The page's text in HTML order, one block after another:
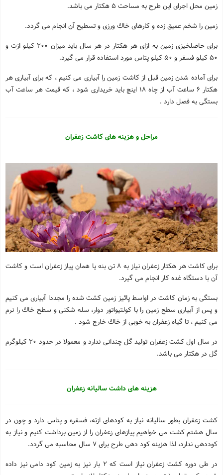
زمین محل اجرای این طرح به مساحت 5 هکتار می باشد.
زمین را شخم عمیق زده و کارهای خاك ورزی و تسطیح آن انجام می گردد.
برای حاصلخیزی زمین به ازای هر هکتار در هر سال باید میزان 200 کیلو ازت و
50 کیلو فسفر و 50 کیلو پتاس مورد استفاده قرار می گیرد.
برای آماده شدن زمین قبل از کاشت زمین را آبیاری می کنیم ، که برای آبیاری هر
هکتار 6 ساعت آب از چاه 18 اینچ باید خریداری شود ، که قیمت هر ساعت آب
بستگی به فصل دارد .
مراحل و هزینه های کاشت زعفران
برای کاشت هر هکتار زعفران نیاز به 8 تن بنه یا همان پیاز زعفران است و کاشت
آن با دستگاه غده کار انجام می گیرد.
بستگی به زمان کاشت در اواسط پائیز زمین کشت شده را مجددا آبیاری می کنیم
و پس از آبیاری سطح زمین را با کولتیواتور دوار، سله شکنی و سطح خاك را نرم
می کنیم ، تا گیاه زعفران به خوبی از خاك خارج شود .
در سال اول کشت زعفران تولید گل چندانی ندارد و معمولا در حدود 20 کیلوگرم
گل در هکتار می باشد.
هزینه های داشت سالیانه زعفران
کشت زعفران بطور سالیانه نیاز به کودهای ازته، فسفره و پتاس دارد و چون در
سال هشتم کشت می خواهیم پیازهای زعفران را از زمین برداشت کنیم و نیاز به
کوددهی ندارد، لذا هزینه کود دهی طرح برای 7 سال محاسبه می گردد.
در طی دوره کشت زعفران نیاز است که 2 بار نیز به زمین کود دامی نیز داده